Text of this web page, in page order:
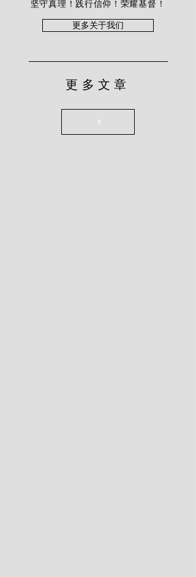
坚守真理！践行信仰！荣耀基督！
更多关于我们
更多文章